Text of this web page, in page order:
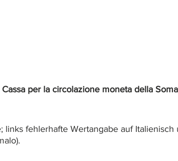
per la circolazione moneta della
links fehlerhafte Wertangabe auf Italienisch